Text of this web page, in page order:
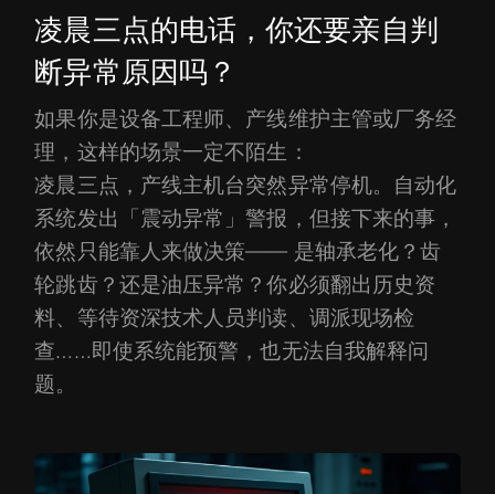
凌晨三点的电话，你还要亲自判
断异常原因吗？
如果你是设备工程师、产线维护主管或厂务经
理，这样的场景一定不陌生：
凌晨三点，产线主机台突然异常停机。自动化
系统发出「震动异常」警报，但接下来的事，
依然只能靠人来做决策—— 是轴承老化？齿
轮跳齿？还是油压异常？你必须翻出历史资
料、等待资深技术人员判读、调派现场检
查……即使系统能预警，也无法自我解释问
题。